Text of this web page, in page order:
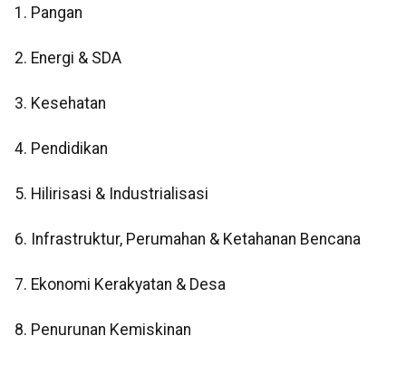
1. Pangan
2. Energi & SDA
3. Kesehatan
4. Pendidikan
5. Hilirisasi & Industrialisasi
6. Infrastruktur, Perumahan & Ketahanan Bencana
7. Ekonomi Kerakyatan & Desa
8. Penurunan Kemiskinan